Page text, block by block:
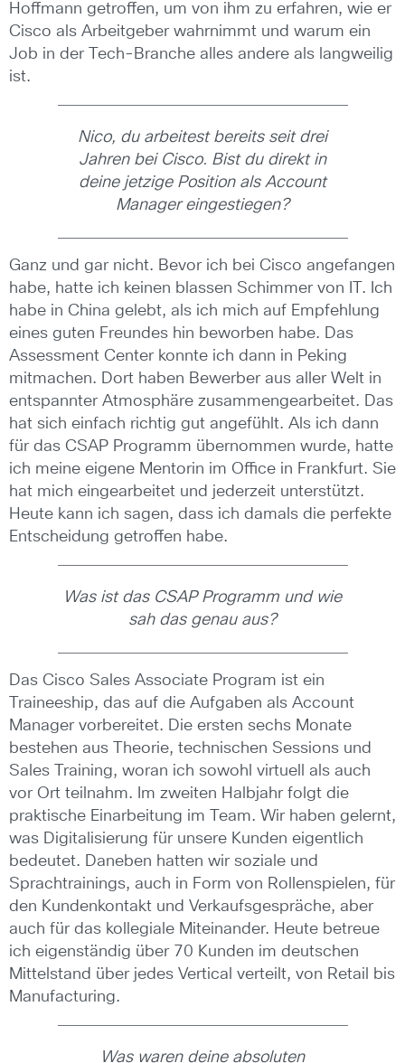
Hoffmann getroffen, um von ihm zu erfahren, wie er
Cisco als Arbeitgeber wahrnimmt und warum ein
Job in der Tech-Branche alles andere als langweilig
ist.
Nico, du arbeitest bereits seit drei
Jahren bei Cisco. Bist du direkt in
deine jetzige Position als Account
Manager eingestiegen?
Ganz und gar nicht. Bevor ich bei Cisco angefangen
habe, hatte ich keinen blassen Schimmer von IT. Ich
habe in China gelebt, als ich mich auf Empfehlung
eines guten Freundes hin beworben habe. Das
Assessment Center konnte ich dann in Peking
mitmachen. Dort haben Bewerber aus aller Welt in
entspannter Atmosphäre zusammengearbeitet. Das
hat sich einfach richtig gut angefühlt. Als ich dann
für das CSAP Programm übernommen wurde, hatte
ich meine eigene Mentorin im Office in Frankfurt. Sie
hat mich eingearbeitet und jederzeit unterstützt.
Heute kann ich sagen, dass ich damals die perfekte
Entscheidung getroffen habe.
Was ist das CSAP Programm und wie
sah das genau aus?
Das Cisco Sales Associate Program ist ein
Traineeship, das auf die Aufgaben als Account
Manager vorbereitet. Die ersten sechs Monate
bestehen aus Theorie, technischen Sessions und
Sales Training, woran ich sowohl virtuell als auch
vor Ort teilnahm. Im zweiten Halbjahr folgt die
praktische Einarbeitung im Team. Wir haben gelernt,
was Digitalisierung für unsere Kunden eigentlich
bedeutet. Daneben hatten wir soziale und
Sprachtrainings, auch in Form von Rollenspielen, für
den Kundenkontakt und Verkaufsgespräche, aber
auch für das kollegiale Miteinander. Heute betreue
ich eigenständig über 70 Kunden im deutschen
Mittelstand über jedes Vertical verteilt, von Retail bis
Manufacturing.
Was waren deine absoluten